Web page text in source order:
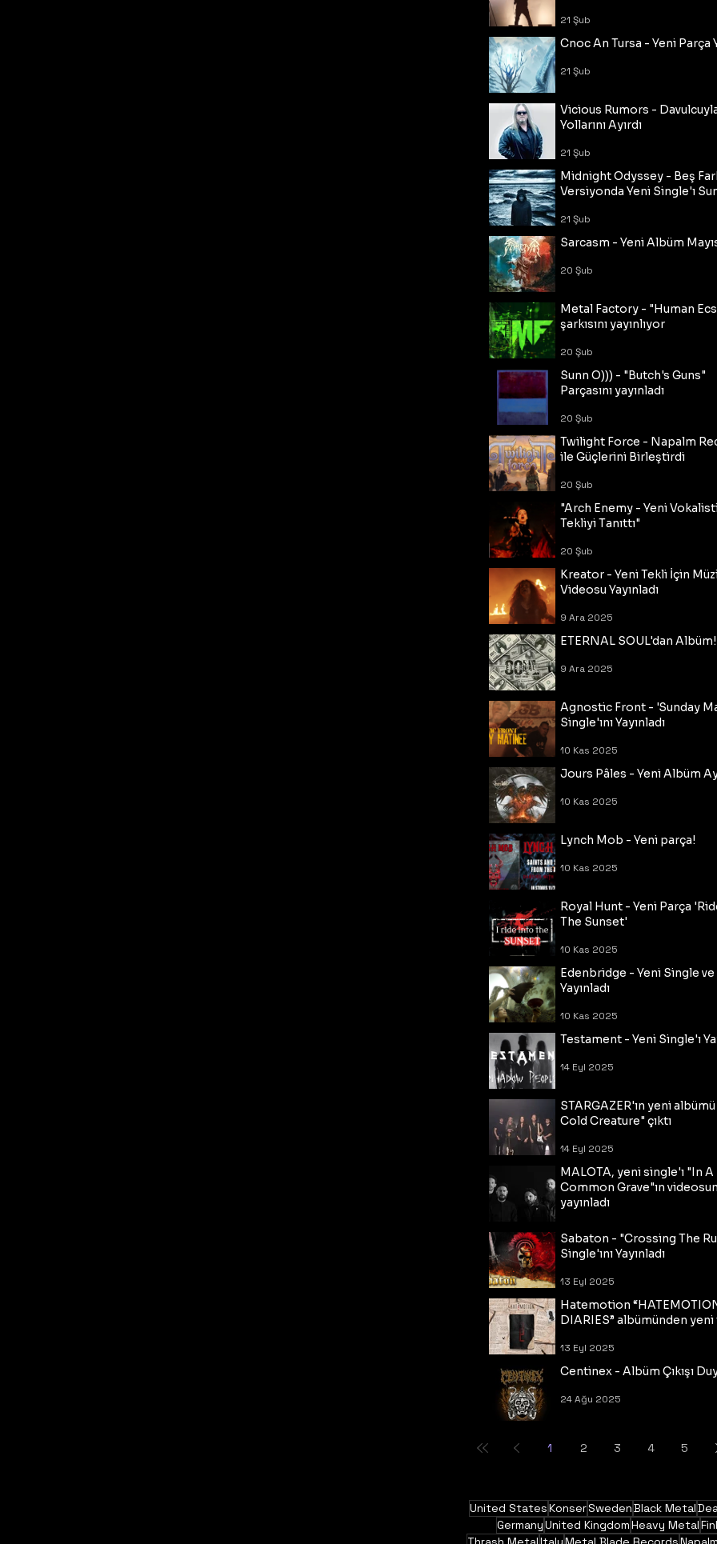
21 Şub
Cnoc An Tursa - Yeni Parça
21 Şub
Vicious Rumors -
Yollarını Ayırdı
21 Şub
Midnight Odyssey - Beş
Versiyonda Yeni Single'ı
21 Şub
Sarcasm - Yeni Albüm
20 Şub
Metal Factory - "Human
şarkısını yayınlıyor
20 Şub
Sunn O))) - "Butch's Guns"
Parçasını yayınladı
20 Şub
Twilight Force - Napalm
ile Güçlerini Birleştirdi
20 Şub
"Arch Enemy - Yeni
Tekliyi Tanıttı"
20 Şub
Kreator - Yeni Tekli İçin
Videosu Yayınladı
9 Ara 2025
ETERNAL SOUL'dan Albüm!
9 Ara 2025
Agnostic Front - 'Sunday
Single'ını Yayınladı
10 Kas 2025
Jours Pâles - Yeni Albüm
10 Kas 2025
Lynch Mob - Yeni parça!
10 Kas 2025
Royal Hunt - Yeni Parça
The Sunset'
10 Kas 2025
Edenbridge - Yeni Single
Yayınladı
10 Kas 2025
Testament - Yeni Single'ı
14 Eyl 2025
STARGAZER'ın yeni
Cold Creature" çıktı
14 Eyl 2025
MALOTA, yeni single'ı "In A
Common Grave"ın
yayınladı
Sabaton - "Crossing The
Single'ını Yayınladı
13 Eyl 2025
Hatemotion
DIARIES” albümünden
13 Eyl 2025
Centinex - Albüm Çıkışı
24 Ağu 2025
1 2 3 4 5
United StatesKonserSwedenBlack Metal
GermanyUnited KingdomHeavy Metal